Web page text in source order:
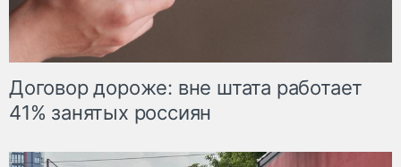
Договор дороже: вне штата работает
41% занятых россиян